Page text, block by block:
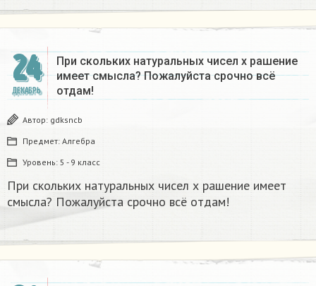
24
ДЕКАБРЬ
При скольких натуральных чисел х рашение
имеет смысла? Пожалуйста срочно всё
отдам!
Автор: gdksncb
Предмет: Алгебра
Уровень: 5 - 9 класс
При скольких натуральных чисел х рашение имеет
смысла? Пожалуйста срочно всё отдам!